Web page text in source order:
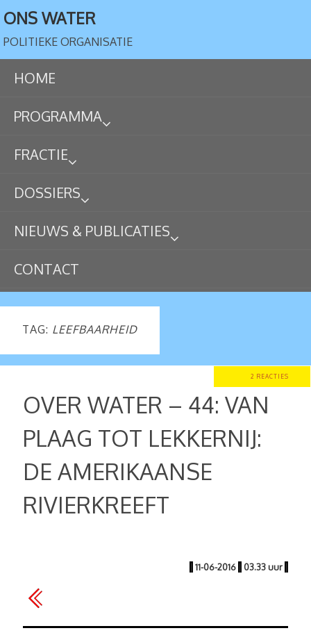
ONS WATER
POLITIEKE ORGANISATIE
HOME
PROGRAMMA
FRACTIE
DOSSIERS
NIEUWS & PUBLICATIES
CONTACT
TAG: LEEFBAARHEID
2 REACTIES
OVER WATER – 44: VAN
PLAAG TOT LEKKERNIJ:
DE AMERIKAANSE
RIVIERKREEFT
| 11-06-2016 | 03.33 uur |